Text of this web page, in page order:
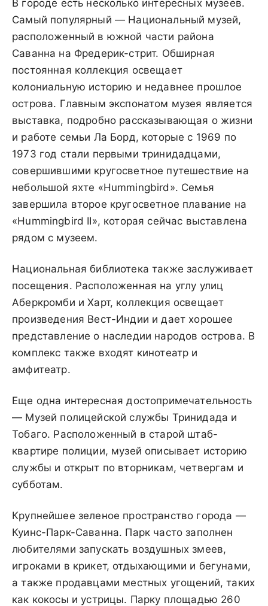
В городе есть несколько интересных музеев.
Самый популярный — Национальный музей,
расположенный в южной части района
Саванна на Фредерик-стрит. Обширная
постоянная коллекция освещает
колониальную историю и недавнее прошлое
острова. Главным экспонатом музея является
выставка, подробно рассказывающая о жизни
и работе семьи Ла Борд, которые с 1969 по
1973 год стали первыми тринидадцами,
совершившими кругосветное путешествие на
небольшой яхте «Hummingbird». Семья
завершила второе кругосветное плавание на
«Hummingbird II», которая сейчас выставлена
рядом с музеем.
Национальная библиотека также заслуживает
посещения. Расположенная на углу улиц
Аберкромби и Харт, коллекция освещает
произведения Вест-Индии и дает хорошее
представление о наследии народов острова. В
комплекс также входят кинотеатр и
амфитеатр.
Еще одна интересная достопримечательность
— Музей полицейской службы Тринидада и
Тобаго. Расположенный в старой штаб-
квартире полиции, музей описывает историю
службы и открыт по вторникам, четвергам и
субботам.
Крупнейшее зеленое пространство города —
Куинс-Парк-Саванна. Парк часто заполнен
любителями запускать воздушных змеев,
игроками в крикет, отдыхающими и бегунами,
а также продавцами местных угощений, таких
как кокосы и устрицы. Парку площадью 260